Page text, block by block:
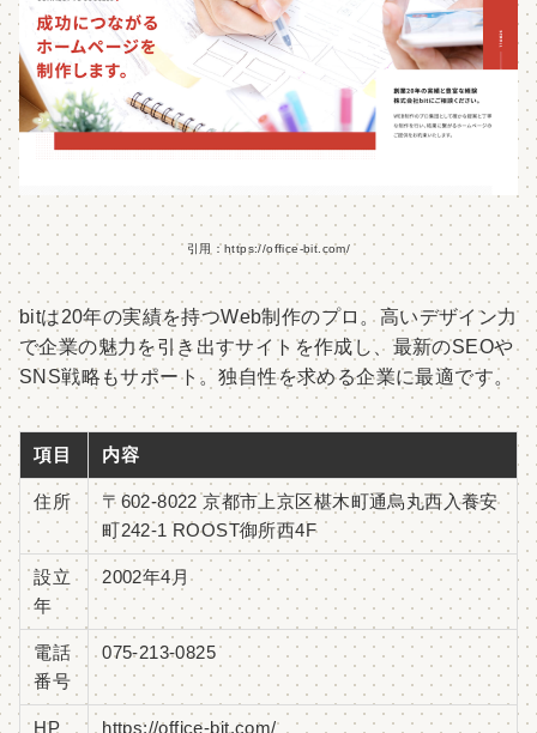
引用：https://office-bit.com/
bitは20年の実績を持つWeb制作のプロ。高いデザイン力
で企業の魅力を引き出すサイトを作成し、最新のSEOや
SNS戦略もサポート。独自性を求める企業に最適です。
項目 内容
住所
〒602-8022 京都市上京区椹木町通烏丸西入養安
町242-1 ROOST御所西4F
設立
年
2002年4月
電話
番号
075-213-0825
HP https://office-bit.com/